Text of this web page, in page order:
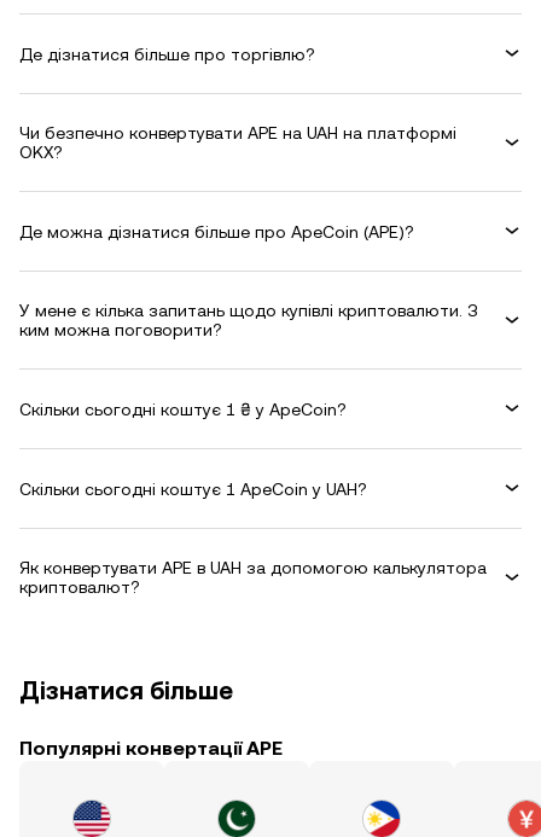
Де дізнатися більше про торгівлю?
Чи безпечно конвертувати APE на UAH на платформі
OKX?
Де можна дізнатися більше про ApeCoin (APE)?
У мене є кілька запитань щодо купівлі криптовалюти. З
ким можна поговорити?
Скільки сьогодні коштує 1 ₴ у ApeCoin?
Скільки сьогодні коштує 1 ApeCoin у UAH?
Як конвертувати APE в UAH за допомогою калькулятора
криптовалют?
Дізнатися більше
Популярні конвертації APE